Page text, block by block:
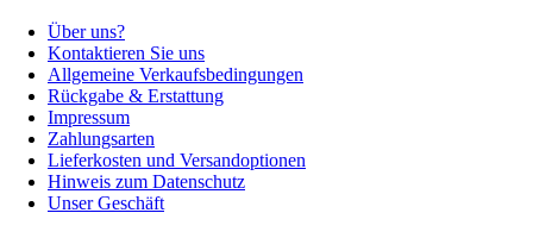
Über uns?
Kontaktieren Sie uns
Allgemeine Verkaufsbedingungen
Rückgabe & Erstattung
Impressum
Zahlungsarten
Lieferkosten und Versandoptionen
Hinweis zum Datenschutz
Unser Geschäft